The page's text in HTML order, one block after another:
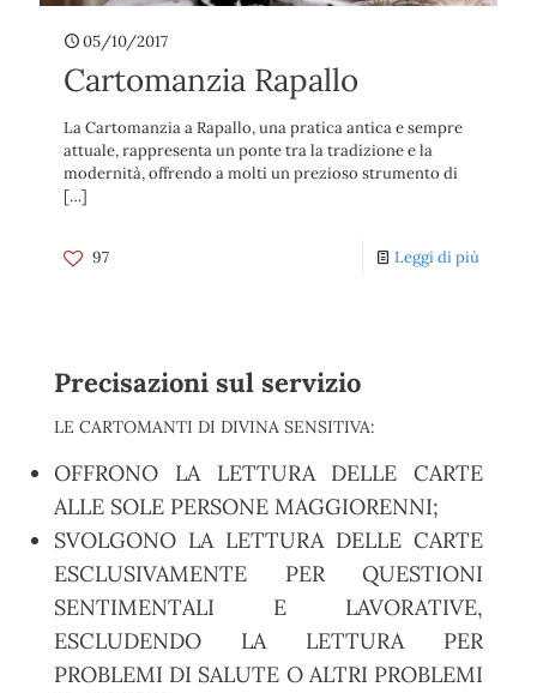
05/10/2017
Cartomanzia Rapallo
La Cartomanzia a Rapallo, una pratica antica e sempre
attuale, rappresenta un ponte tra la tradizione e la
modernità, offrendo a molti un prezioso strumento di
[…]
97 Leggi di più
Precisazioni sul servizio
LE CARTOMANTI DI DIVINA SENSITIVA:
OFFRONO LA LETTURA DELLE CARTE
ALLE SOLE PERSONE MAGGIORENNI;
SVOLGONO LA LETTURA DELLE CARTE
ESCLUSIVAMENTE PER QUESTIONI
SENTIMENTALI E LAVORATIVE,
ESCLUDENDO LA LETTURA PER
PROBLEMI DI SALUTE O ALTRI PROBLEMI